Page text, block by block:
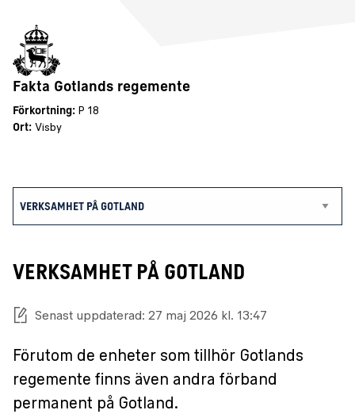
Fakta Gotlands regemente
Förkortning: P 18
Ort: Visby
VERKSAMHET PÅ GOTLAND
Senast uppdaterad: 27 maj 2026 kl. 13:47
Förutom de enheter som tillhör Gotlands
regemente finns även andra förband
permanent på Gotland.